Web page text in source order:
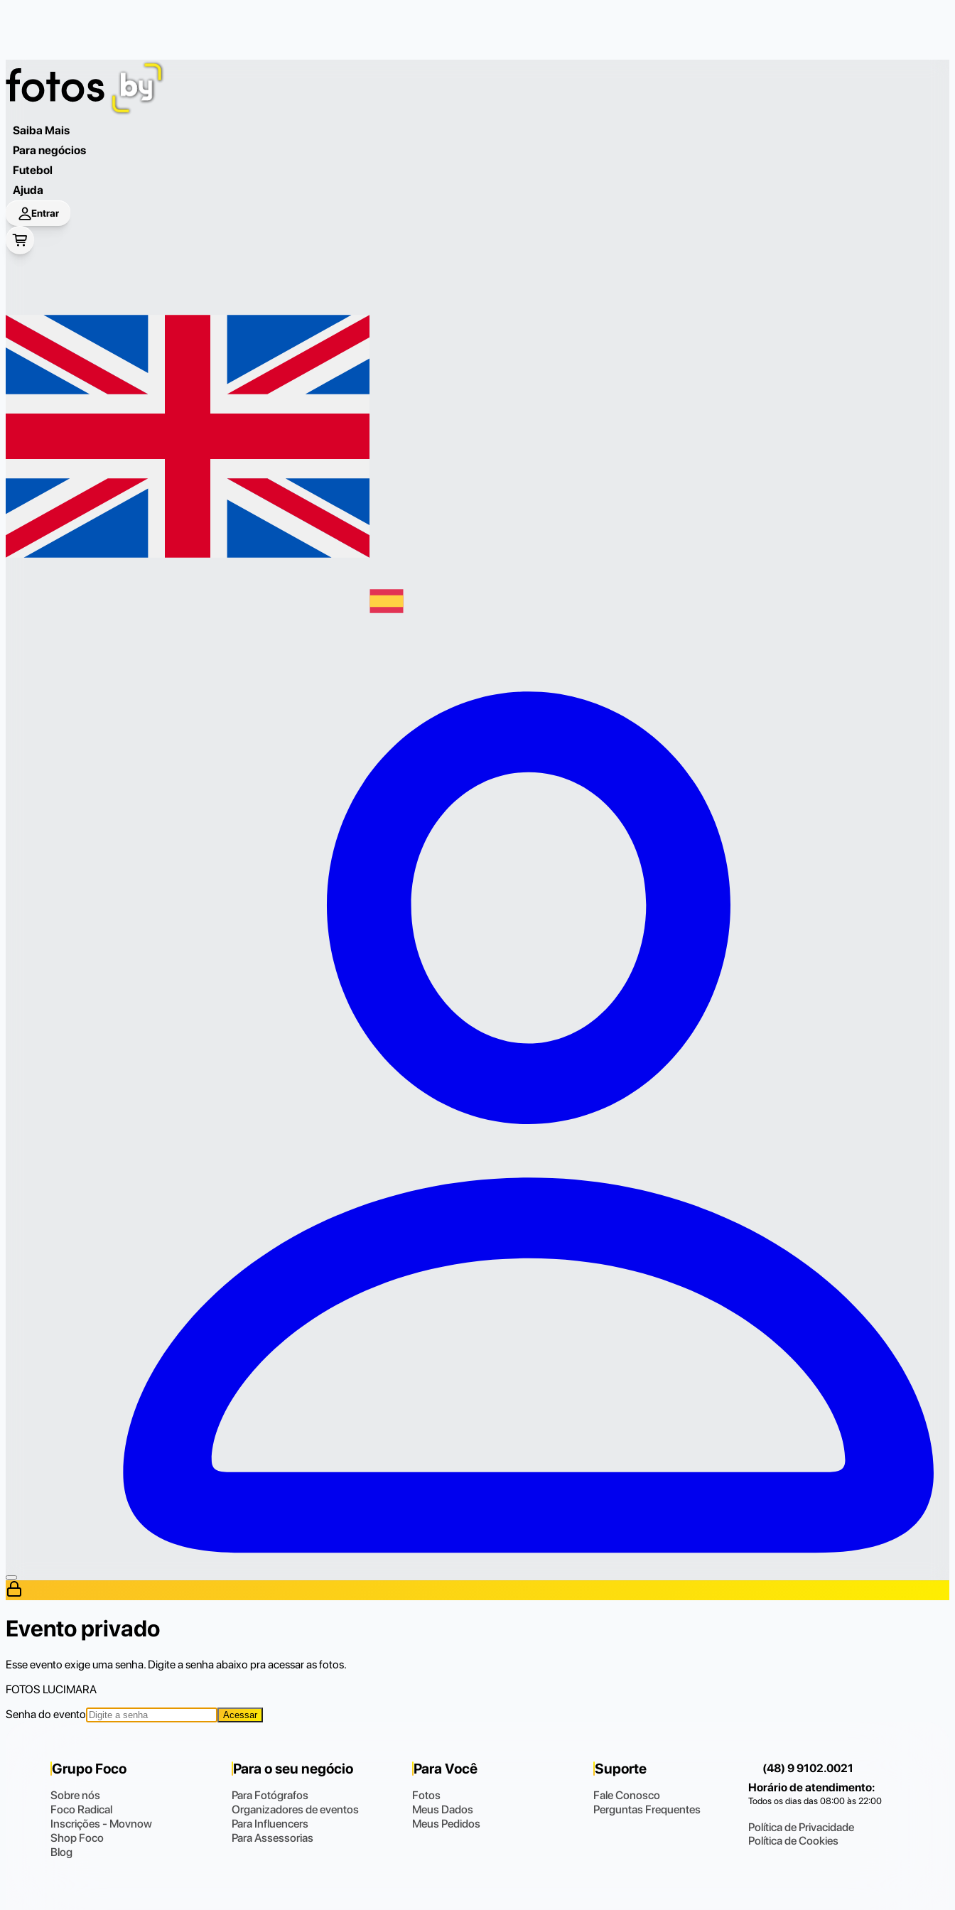
Saiba Mais
Para negócios
Futebol
Ajuda
Entrar
Evento privado
Esse evento exige uma senha. Digite a senha abaixo pra acessar as fotos.
FOTOS LUCIMARA
Senha do evento
Acessar
Grupo Foco
Sobre nós
Foco Radical
Inscrições - Movnow
Shop Foco
Blog
Para o seu negócio
Para Fotógrafos
Organizadores de eventos
Para Influencers
Para Assessorias
Para Você
Fotos
Meus Dados
Meus Pedidos
Suporte
Fale Conosco
Perguntas Frequentes
(48) 9 9102.0021
Horário de atendimento:
Todos os dias das 08:00 às 22:00
Política de Privacidade
Política de Cookies